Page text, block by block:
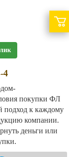
4
покупки ФЛ
подход к каждому
компании.
деньги или